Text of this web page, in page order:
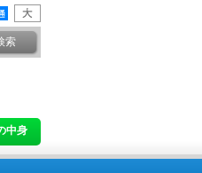
中身